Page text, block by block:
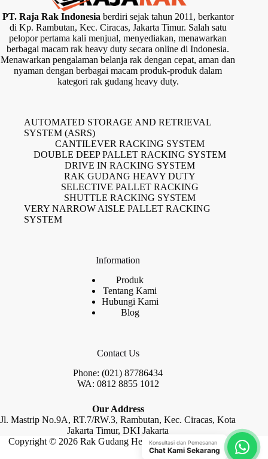
PT. Raja Rak Indonesiaberdiri sejak tahun 2011, berkantor
di Kp. Rambutan, Kec. Ciracas, Jakarta Timur. Salah satu
pelopor pertama kali menjual, menyediakan, menawarkan
berbagai macam rak heavy duty secara online di Indonesia.
Menawarkan pengalaman belanja rak dengan cepat, aman dan
nyaman dengan berbagai macam produk-produk dalam
kategori rak gudang heavy duty.
AUTOMATED STORAGE AND RETRIEVAL
SYSTEM (ASRS)
CANTILEVER RACKING SYSTEM
DOUBLE DEEP PALLET RACKING SYSTEM
DRIVE IN RACKING SYSTEM
RAK GUDANG HEAVY DUTY
SELECTIVE PALLET RACKING
SHUTTLE RACKING SYSTEM
VERY NARROW AISLE PALLET RACKING
SYSTEM
Information
Produk
Tentang Kami
Hubungi Kami
Blog
Contact Us
Phone: (021) 87786434
WA: 0812 8855 1012
Our Address
Jl. Mastrip No.9A, RT.7/RW.3, Rambutan, Kec. Ciracas, Kota
Jakarta Timur, DKI Jakarta
Copyright © 2026 Rak Gudang Heayy Duty by Raja Rak
Konsultasi dan Pemesanan
Chat Kami Sekarang